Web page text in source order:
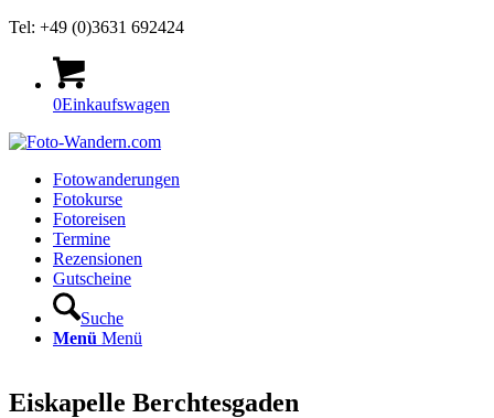
Tel: +49 (0)3631 692424
0Einkaufswagen
Fotowanderungen
Fotokurse
Fotoreisen
Termine
Rezensionen
Gutscheine
Suche
Menü Menü
Eiskapelle Berchtesgaden